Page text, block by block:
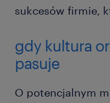
sukcesów firmie,
gdy kultura
pasuje
O potencjalnym